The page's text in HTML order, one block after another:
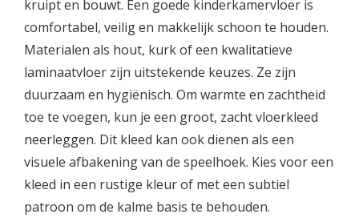
kruipt en bouwt. Een goede kinderkamervloer is
comfortabel, veilig en makkelijk schoon te houden.
Materialen als hout, kurk of een kwalitatieve
laminaatvloer zijn uitstekende keuzes. Ze zijn
duurzaam en hygiënisch. Om warmte en zachtheid
toe te voegen, kun je een groot, zacht vloerkleed
neerleggen. Dit kleed kan ook dienen als een
visuele afbakening van de speelhoek. Kies voor een
kleed in een rustige kleur of met een subtiel
patroon om de kalme basis te behouden.